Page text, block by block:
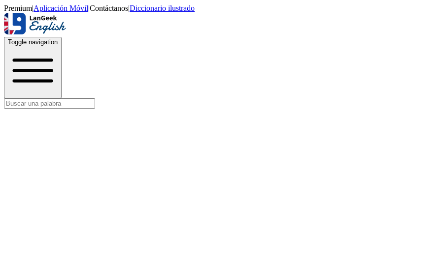
Premium|Aplicación Móvil|Contáctanos|Diccionario ilustrado
Toggle navigation